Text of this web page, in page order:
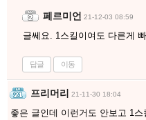
페르미언 21-12-03 08:59
글쎄요. 1스킬이여도 다른게
답글 이동
프리머리 21-11-30 18:04
좋은 글인데 이런거도 안보고 1